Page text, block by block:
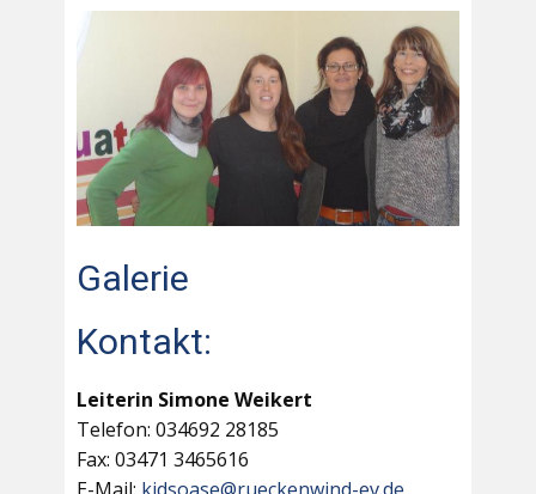
Galerie
Kontakt:
Leiterin Simone Weikert
Telefon: 034692 28185
Fax: 03471 3465616